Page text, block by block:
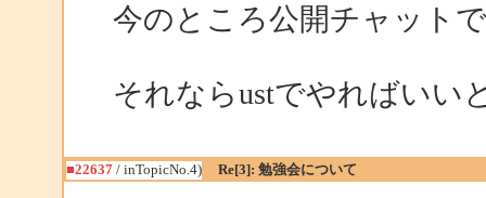
今のところ公開チャット
それならustでやればいい
■22637/ inTopicNo.4) Re[3]: 勉強会について